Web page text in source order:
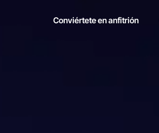
Conviértete en anfitrión